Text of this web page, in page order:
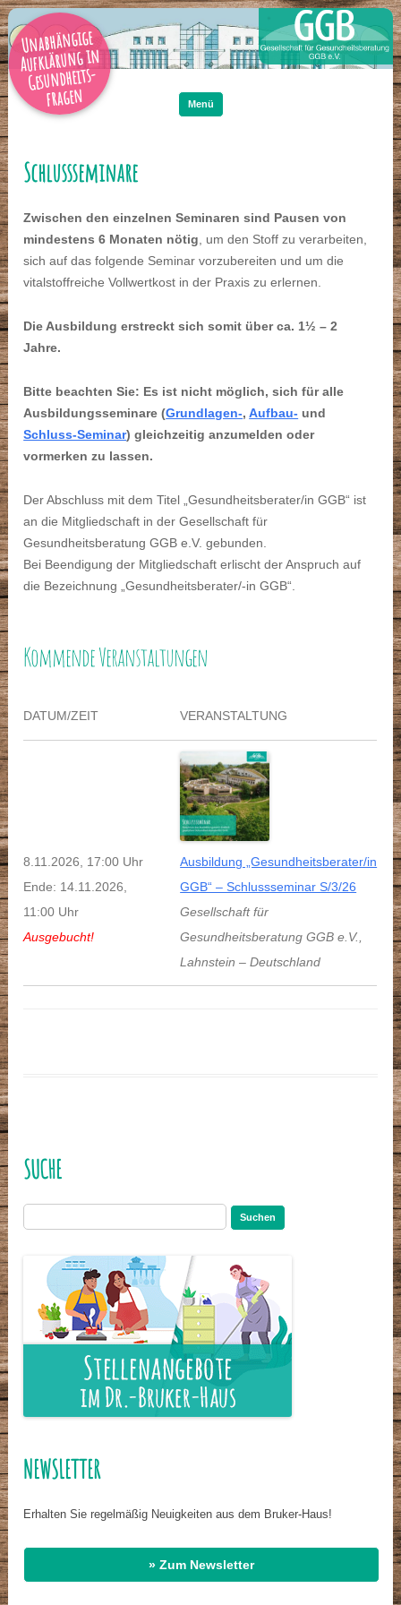
Unabhängige
Aufklärung in
Gesundheits-
fragen Menü
Schlussseminare
Zwischen den einzelnen Seminaren sind Pausen von
mindestens 6 Monaten nötig, um den Stoff zu verarbeiten,
sich auf das folgende Seminar vorzubereiten und um die
vitalstoffreiche Vollwertkost in der Praxis zu erlernen.
Die Ausbildung erstreckt sich somit über ca. 1½ – 2
Jahre.
Bitte beachten Sie: Es ist nicht möglich, sich für alle
Ausbildungsseminare (Grundlagen-,Aufbau- und
Schluss-Seminar) gleichzeitig anzumelden oder
vormerken zu lassen.
Der Abschluss mit dem Titel „Gesundheitsberater/in GGB“ ist
an die Mitgliedschaft in der Gesellschaft für
Gesundheitsberatung GGB e.V. gebunden.
Bei Beendigung der Mitgliedschaft erlischt der Anspruch auf
die Bezeichnung „Gesundheitsberater/-in GGB“.
Kommende Veranstaltungen
DATUM/ZEIT VERANSTALTUNG
8.11.2026, 17:00 Uhr
Ende: 14.11.2026,
11:00 Uhr
Ausgebucht!
Ausbildung „Gesundheitsberater/in
GGB“ – Schlussseminar S/3/26
Gesellschaft für
Gesundheitsberatung GGB e.V.,
Lahnstein –Deutschland
SUCHE
nach:
NEWSLETTER
Erhalten Sie regelmäßig Neuigkeiten aus dem Bruker-Haus!
» Zum Newsletter